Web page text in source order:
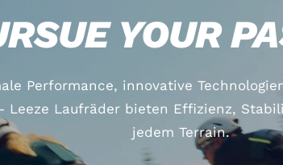
YOUR
Performance, innovative
Leeze Laufräder bieten Effizienz,
jedem Terrain.